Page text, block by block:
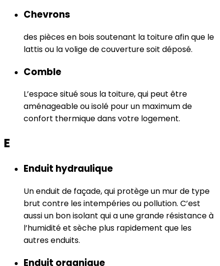
Chevrons
des pièces en bois soutenant la toiture afin que le
lattis ou la volige de couverture soit déposé.
Comble
L’espace situé sous la toiture, qui peut être
aménageable ou isolé pour un maximum de
confort thermique dans votre logement.
E
Enduit hydraulique
Un enduit de façade, qui protège un mur de type
brut contre les intempéries ou pollution. C’est
aussi un bon isolant qui a une grande résistance à
l’humidité et sèche plus rapidement que les
autres enduits.
Enduit organique